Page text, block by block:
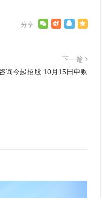
下一篇
询今起招股 10月15日申购